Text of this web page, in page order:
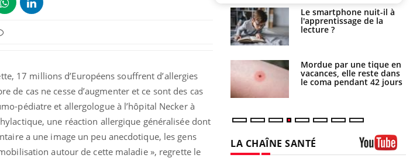
17 millions d’Européens souffrent d’allergies
de cas ne cesse d’augmenter et ce sont des cas
pédiatre et allergologue à l’hôpital Necker à
une réaction allergique généralisée dont
a une image un peu anecdotique, les gens
autour de cette maladie », regrette le
comprimé
premiers
?
de protéines pourrait
finalement être bénéfique
Le smartphone nuit-il à
l'apprentissage de la
lecture ?
Mordue par une tique en
vacances, elle reste dans
le coma pendant 42 jours
LA CHAÎNE SANTÉ